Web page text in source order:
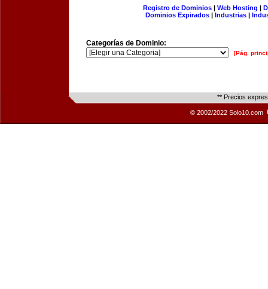
Registro de Dominios| Web Hosting |
Dominios Expirados | Industrias |
Categorías de Dominio:
[Pág.
** Precios
© 2002/2022 Solo10.com